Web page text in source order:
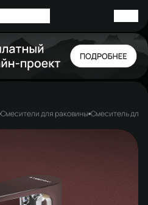
Смесители для раковины Смеситель для